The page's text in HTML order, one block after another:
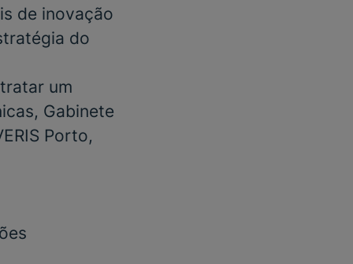
de inovação
do
um
Gabinete
Porto,